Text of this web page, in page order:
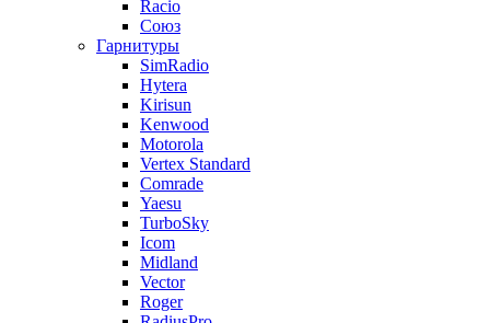
Racio
Союз
Гарнитуры
SimRadio
Hytera
Kirisun
Kenwood
Motorola
Vertex Standard
Comrade
Yaesu
TurboSky
Icom
Midland
Vector
Roger